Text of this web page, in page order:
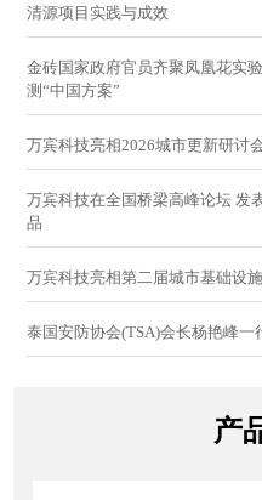
清源项目实践与成效
金砖国家政府官员齐聚凤凰花实
测“中国方案”
万宾科技亮相2026城市更新研讨
万宾科技在全国桥梁高峰论坛 发
品
万宾科技亮相第二届城市基础设
泰国安防协会(TSA)会长杨艳峰
产